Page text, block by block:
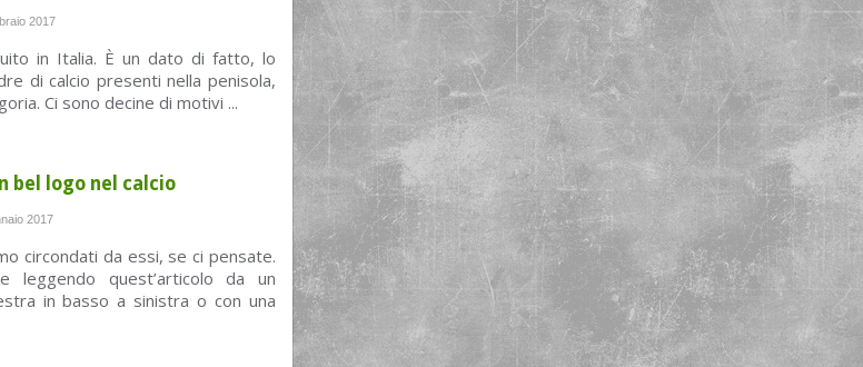
2017
in Italia. È un dato di fatto, lo
di calcio presenti nella penisola,
Ci sono decine di motivi ...
bel logo nel calcio
2017
circondati da essi, se ci pensate.
leggendo quest’articolo da un
in basso a sinistra o con una